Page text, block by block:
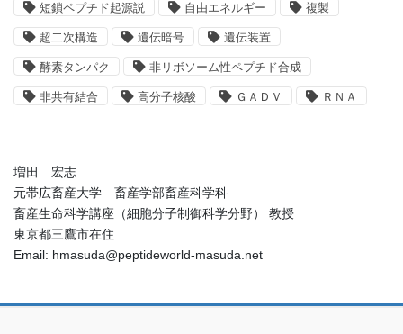
短鎖ペプチド起源説 自由エネルギー 複製
超二次構造 遺伝暗号 遺伝装置
酵素タンパク 非リボソーム性ペプチド合成
非共有結合 高分子核酸 ＧＡＤＶ ＲＮＡ
増田 宏志
元帯広畜産大学 畜産学部畜産科学科
畜産生命科学講座（細胞分子制御科学分野） 教授
東京都三鷹市在住
Email: hmasuda@peptideworld-masuda.net